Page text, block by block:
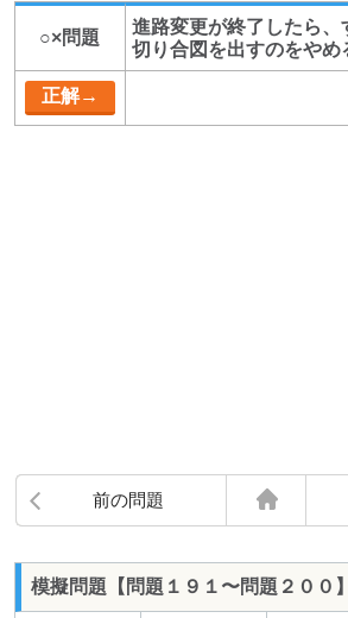
○×問題
進路変更が終了したら、
切り合図を出すのをやめ
前の問題
模擬問題【問題１９１〜問題２００】